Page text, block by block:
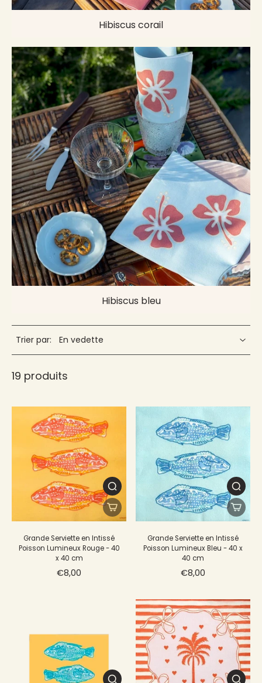
Hibiscus corail
Hibiscus bleu
Trier par:
19 produits
Grande Serviette en Intissé
Poisson Lumineux Rouge - 40
x 40 cm
€8,00
Grande Serviette en Intissé
Poisson Lumineux Bleu - 40 x
40 cm
€8,00